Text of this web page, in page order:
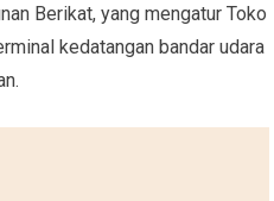
Berikat, yang mengatur Toko
kedatangan bandar udara